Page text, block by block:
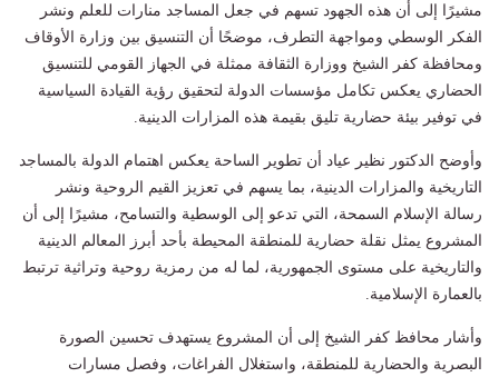
مشيرًا إلى أن هذه الجهود تسهم في جعل المساجد منارات للعلم ونشر
الفكر الوسطي ومواجهة التطرف، موضحًا أن التنسيق بين وزارة الأوقاف
ومحافظة كفر الشيخ ووزارة الثقافة ممثلة في الجهاز القومي للتنسيق
الحضاري يعكس تكامل مؤسسات الدولة لتحقيق رؤية القيادة السياسية
في توفير بيئة حضارية تليق بقيمة هذه المزارات الدينية.
وأوضح الدكتور نظير عياد أن تطوير الساحة يعكس اهتمام الدولة بالمساجد
التاريخية والمزارات الدينية، بما يسهم في تعزيز القيم الروحية ونشر
رسالة الإسلام السمحة، التي تدعو إلى الوسطية والتسامح، مشيرًا إلى أن
المشروع يمثل نقلة حضارية للمنطقة المحيطة بأحد أبرز المعالم الدينية
والتاريخية على مستوى الجمهورية، لما له من رمزية روحية وتراثية ترتبط
بالعمارة الإسلامية.
وأشار محافظ كفر الشيخ إلى أن المشروع يستهدف تحسين الصورة
البصرية والحضارية للمنطقة، واستغلال الفراغات، وفصل مسارات